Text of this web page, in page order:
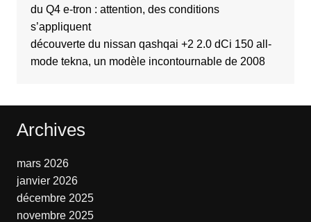
du Q4 e-tron : attention, des conditions
s’appliquent
découverte du nissan qashqai +2 2.0 dCi 150 all-
mode tekna, un modèle incontournable de 2008
Archives
mars 2026
janvier 2026
décembre 2025
novembre 2025